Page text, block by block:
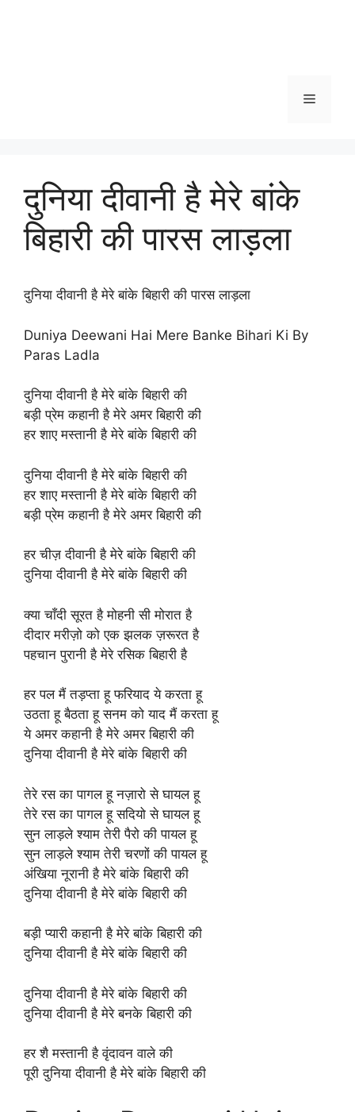
Menu
दुनिया दीवानी है मेरे बांके
बिहारी की पारस लाड़ला
दुनिया दीवानी है मेरे बांके बिहारी की पारस लाड़ला
Duniya Deewani Hai Mere Banke Bihari Ki By
Paras Ladla
दुनिया दीवानी है मेरे बांके बिहारी की
बड़ी प्रेम कहानी है मेरे अमर बिहारी की
हर शाए मस्तानी है मेरे बांके बिहारी की
दुनिया दीवानी है मेरे बांके बिहारी की
हर शाए मस्तानी है मेरे बांके बिहारी की
बड़ी प्रेम कहानी है मेरे अमर बिहारी की
हर चीज़ दीवानी है मेरे बांके बिहारी की
दुनिया दीवानी है मेरे बांके बिहारी की
क्या चाँदी सूरत है मोहनी सी मोरात है
दीदार मरीज़ो को एक झलक ज़रूरत है
पहचान पुरानी है मेरे रसिक बिहारी है
हर पल मैं तड़प्ता हू फरियाद ये करता हू
उठता हू बैठता हू सनम को याद मैं करता हू
ये अमर कहानी है मेरे अमर बिहारी की
दुनिया दीवानी है मेरे बांके बिहारी की
तेरे रस का पागल हू नज़ारो से घायल हू
तेरे रस का पागल हू सदियो से घायल हू
सुन लाड़ले श्याम तेरी पैरो की पायल हू
सुन लाड़ले श्याम तेरी चरणों की पायल हू
अंखिया नूरानी है मेरे बांके बिहारी की
दुनिया दीवानी है मेरे बांके बिहारी की
बड़ी प्यारी कहानी है मेरे बांके बिहारी की
दुनिया दीवानी है मेरे बांके बिहारी की
दुनिया दीवानी है मेरे बांके बिहारी की
दुनिया दीवानी है मेरे बनके बिहारी की
हर शै मस्तानी है वृंदावन वाले की
पूरी दुनिया दीवानी है मेरे बांके बिहारी की